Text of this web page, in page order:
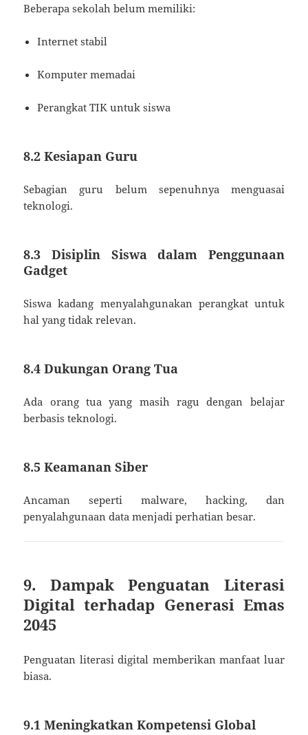
Beberapa sekolah belum memiliki:
Internet stabil
Komputer memadai
Perangkat TIK untuk siswa
8.2 Kesiapan Guru
Sebagian guru belum sepenuhnya menguasai
teknologi.
8.3 Disiplin Siswa dalam Penggunaan
Gadget
Siswa kadang menyalahgunakan perangkat untuk
hal yang tidak relevan.
8.4 Dukungan Orang Tua
Ada orang tua yang masih ragu dengan belajar
berbasis teknologi.
8.5 Keamanan Siber
Ancaman seperti malware, hacking, dan
penyalahgunaan data menjadi perhatian besar.
9. Dampak Penguatan Literasi
Digital terhadap Generasi Emas
2045
Penguatan literasi digital memberikan manfaat luar
biasa.
9.1 Meningkatkan Kompetensi Global